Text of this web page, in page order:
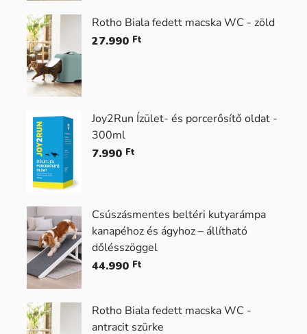
Rotho Biala fedett macska WC - zöld
27.990 Ft
Joy2Run Ízület- és porcerősítő oldat -
300ml
7.990 Ft
Csúszásmentes beltéri kutyarámpa
kanapéhoz és ágyhoz – állítható
dőlésszöggel
44.990 Ft
Rotho Biala fedett macska WC -
antracit szürke